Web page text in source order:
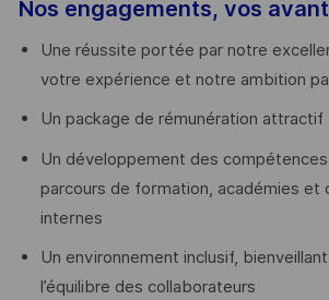
Nos engagements, vos
Une réussite portée par notre
votre expérience et notre ambition
Un package de rémunération attractif
Un développement des
parcours de formation, académies et
internes
Un environnement inclusif,
l’équilibre des collaborateurs